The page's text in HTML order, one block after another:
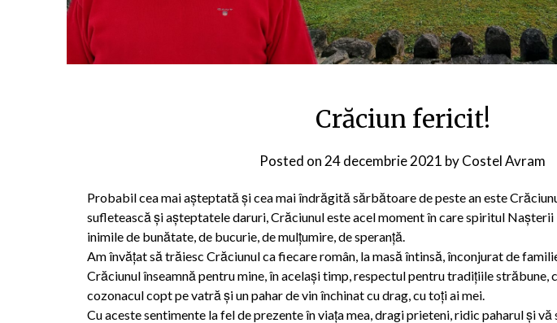
Crăciun fericit!
Posted on 24 decembrie 2021 byCostel Avram
Probabil cea mai așteptată și cea mai îndrăgită sărbătoare de peste an este
sufletească și așteptatele daruri, Crăciunul este acel moment în care spiritul
inimile de bunătate, de bucurie, de mulțumire, de speranță.
Am învățat să trăiesc Crăciunul ca fiecare român, la masă întinsă, înconjurat de
Crăciunul înseamnă pentru mine, în același timp, respectul pentru tradițiile străbune,
cozonacul copt pe vatră și un pahar de vin închinat cu drag, cu toți ai mei.
Cu aceste sentimente la fel de prezente în viața mea, dragi prieteni, ridic paharul și